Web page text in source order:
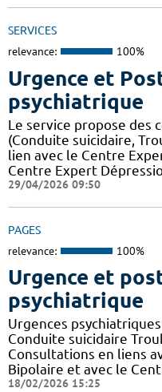
SERVICES
relevance: 100%
Urgence et
psychiatrique
Le service propose des
(Conduite suicidaire,
lien avec le Centre
Centre Expert
29/04/2026 09:50
PAGES
relevance: 100%
Urgence et
psychiatrique
Urgences
Conduite suicidaire
Consultations en liens
Bipolaire et avec le
18/02/2026 15:25